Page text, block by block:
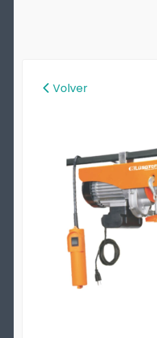
Volver